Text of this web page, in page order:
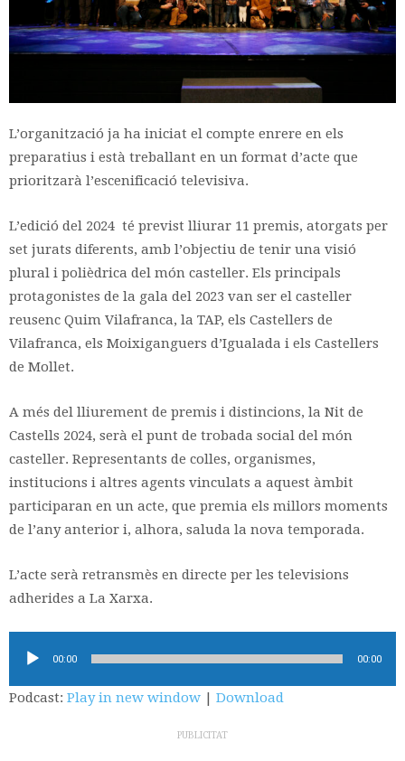
L’organització ja ha iniciat el compte enrere en els
preparatius i està treballant en un format d’acte que
prioritzarà l’escenificació televisiva.
L’edició del 2024 té previst lliurar 11 premis, atorgats per
set jurats diferents, amb l’objectiu de tenir una visió
plural i polièdrica del món casteller. Els principals
protagonistes de la gala del 2023 van ser el casteller
reusenc Quim Vilafranca, la TAP, els Castellers de
Vilafranca, els Moixiganguers d’Igualada i els Castellers
de Mollet.
A més del lliurement de premis i distincions, la Nit de
Castells 2024, serà el punt de trobada social del món
casteller. Representants de colles, organismes,
institucions i altres agents vinculats a aquest àmbit
participaran en un acte, que premia els millors moments
de l’any anterior i, alhora, saluda la nova temporada.
L’acte serà retransmès en directe per les televisions
adherides a La Xarxa.
d'àudio00:00 00:00
Podcast: Play in new window Download
PUBLICITAT